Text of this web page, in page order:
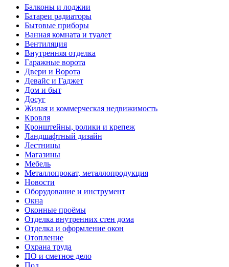
Балконы и лоджии
Батареи радиаторы‎
Бытовые приборы
Ванная комната и туалет
Вентиляция
Внутренняя отделка
Гаражные ворота
Двери и Ворота
Девайс и Гаджет
Дом и быт
Досуг
Жилая и коммерческая недвижимость
Кровля
Кронштейны, ролики и крепеж
Ландшафтный дизайн
Лестницы
Магазины
Мебель
Металлопрокат, металлопродукция
Новости
Оборудование и инструмент
Окна
Оконные проёмы
Отделка внутренних стен дома
Отделка и оформление окон
Отопление
Охрана труда
ПО и сметное дело
Пол